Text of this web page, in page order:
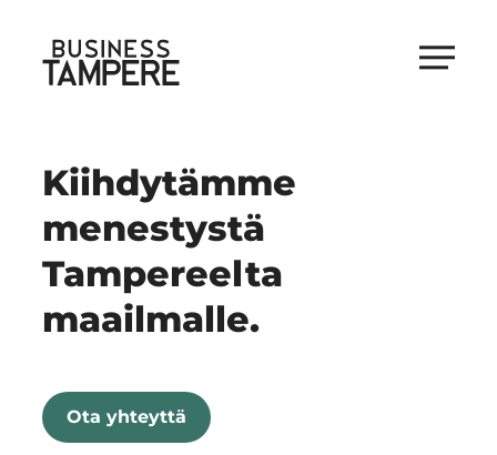
suoraan
sisältöön
Business Tampere
supports
talents,
investors
and
entrepreneurs
in
smooth
start
Kiihdytämme
menestystä
Tampereelta
maailmalle.
Ota yhteyttä